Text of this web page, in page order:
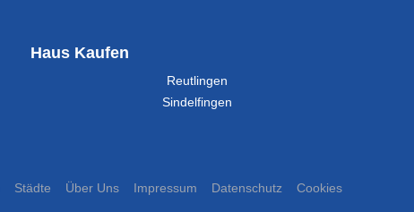
Haus Kaufen
Reutlingen
Sindelfingen
Städte Über Uns Impressum Datenschutz Cookies